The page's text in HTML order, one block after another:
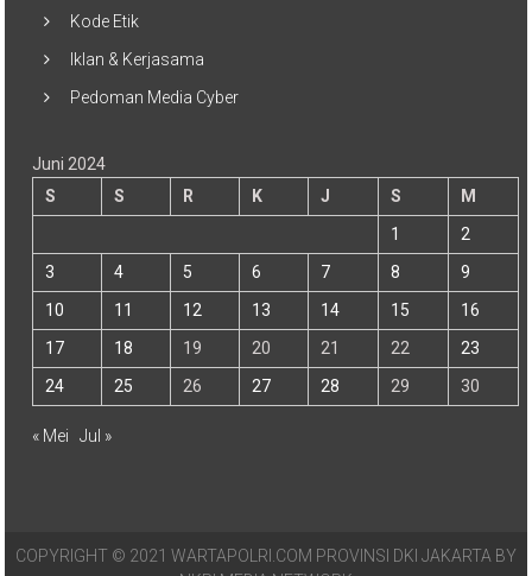
Kode Etik
Iklan & Kerjasama
Pedoman Media Cyber
Juni 2024
S
S R K J S
M
1
2
3
4 5 6 7 8
9
10
11 12 13 14 15
16
17
18 19 20 21 22
23
24
25 26 27 28 29 30
« Mei Jul »
COPYRIGHT © 2021 WARTAPOLRI.COM PROVINSI DKI JAKARTA BY